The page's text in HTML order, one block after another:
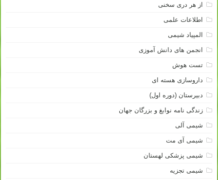
از هر دری سخنی
اطلاعات علمی
المپیاد شیمی
انجمن های دانش آموزی
تست هوش
داروسازی هسته ای
دبیرستان (دوره اول)
زندگی نامه نوابغ و بزرگان جهان
شیمی آلی
شیمی آی مت
شیمی پزشکی لهستان
شیمی تجزیه